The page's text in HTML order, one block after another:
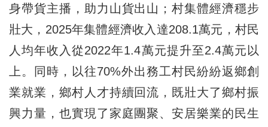
身帶貨主播，助力山貨出山；村集體經濟穩步
壯大，2025年集體經濟收入達208.1萬元，村民
人均年收入從2022年1.4萬元提升至2.4萬元以
上。同時，以往70%外出務工村民紛紛返鄉創
業就業，鄉村人才持續回流，既壯大了鄉村振
興力量，也實現了家庭團聚、安居樂業的民生